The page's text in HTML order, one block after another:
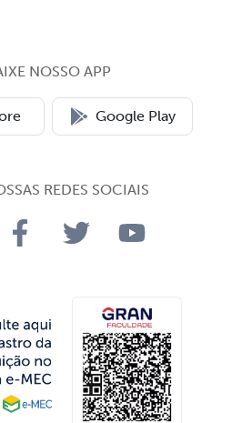
NOSSO APP
Google Play
REDES SOCIAIS